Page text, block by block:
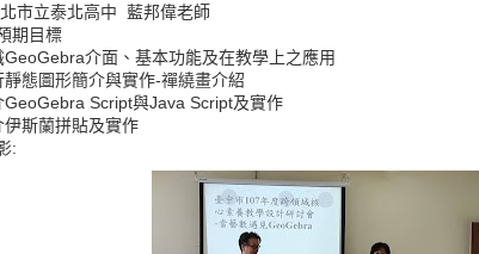
市立泰北高中 藍邦偉老師
期目標
GeoGebra介面、基本功能及在教學上之應用
靜態圖形簡介與實作-禪繞畫介紹
GeoGebra Script與Java Script及實作
伊斯蘭拼貼及實作
: